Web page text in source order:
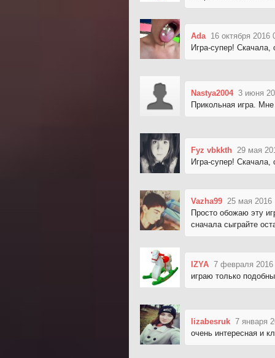
Ada 16 октября 2016
Игра-супер! Скачала,
Nastya2004 3 июня
Прикольная игра.
Fyz vbkkth 29 мая
Игра-супер!
Vazha99 25 мая 2016
Просто обожаю эту
сначала сыграйте
IZYA 7 февраля 2016
играю только
lizabesruk 7 января
очень интересная и